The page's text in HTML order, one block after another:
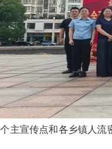
宣传点和各乡镇人流